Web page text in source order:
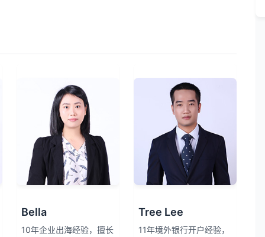
Bella
10年企业出海经验，擅长
Tree Lee
11年境外银行开户经验，